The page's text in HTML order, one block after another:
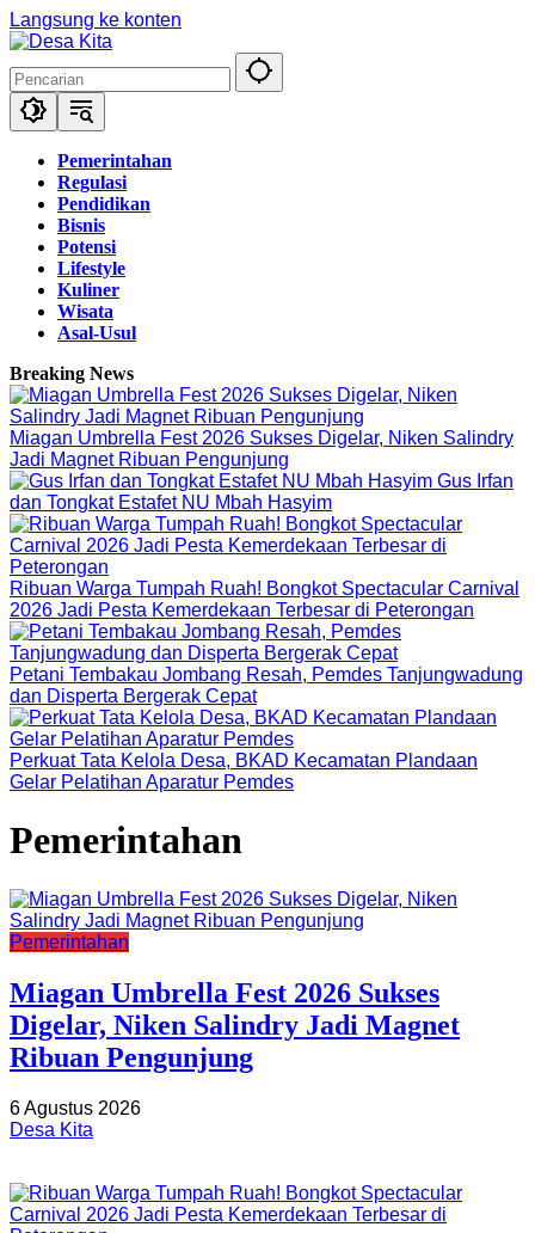
Langsung ke konten
Pemerintahan
Regulasi
Pendidikan
Bisnis
Potensi
Lifestyle
Kuliner
Wisata
Asal-Usul
Breaking News
Miagan Umbrella Fest 2026 Sukses Digelar, Niken Salindry
Jadi Magnet Ribuan Pengunjung
Gus Irfan
dan Tongkat Estafet NU Mbah Hasyim
Ribuan Warga Tumpah Ruah! Bongkot Spectacular Carnival
2026 Jadi Pesta Kemerdekaan Terbesar di Peterongan
Petani Tembakau Jombang Resah, Pemdes Tanjungwadung
dan Disperta Bergerak Cepat
Perkuat Tata Kelola Desa, BKAD Kecamatan Plandaan
Gelar Pelatihan Aparatur Pemdes
Pemerintahan
Pemerintahan
Miagan Umbrella Fest 2026 Sukses
Digelar, Niken Salindry Jadi Magnet
Ribuan Pengunjung
6 Agustus 2026
Desa Kita